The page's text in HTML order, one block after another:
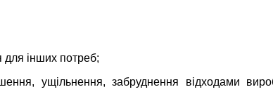
для інших потреб;
ущільнення, забруднення відходами